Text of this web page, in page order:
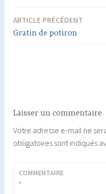
Navigation
ARTICLE PRÉCÉDENT
Gratin de potiron
Laisser un commentaire
Votre adresse e-mail ne
obligatoires sont indiqués
COMMENTAIRE
*